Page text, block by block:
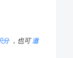
分 ，也可邀